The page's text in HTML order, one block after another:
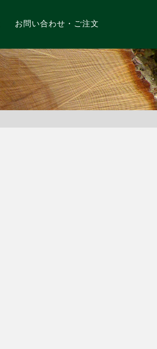
お問い合わせ・ご注文